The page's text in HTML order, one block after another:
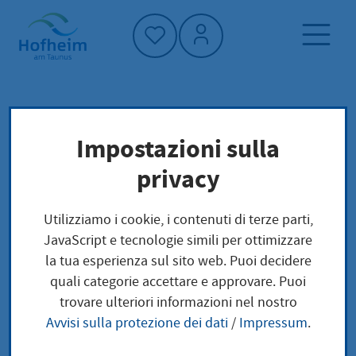
Home"
Pagina iniziale
Trova servizi
Preoccupazioni locali
Änderung des Fahrzeugkennzeichens
Änderung des
Fahrzeugkennzeichen
Impostazioni sulla
privacy
Utilizziamo i cookie, i contenuti di terze parti,
JavaScript e tecnologie simili per ottimizzare
la tua esperienza sul sito web. Puoi decidere
quali categorie accettare e approvare. Puoi
trovare ulteriori informazioni nel nostro
Avvisi sulla protezione dei dati/ Impressum.